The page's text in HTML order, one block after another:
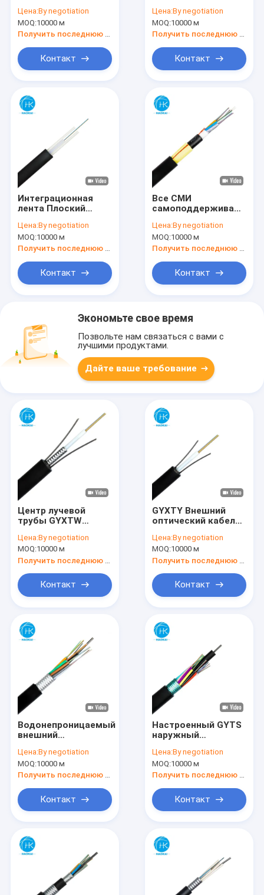
Продукция
Ролики
Неметаллическое
усиленное ядро
GYFTY
Цена:By negotiation
MOQ:10000 м
Контакт
кабель для
короткой
протяженности над
зарытой прокладки
Цена:By negotiation
MOQ:10000 м
Контакт
Интеграционная
лента Плоский
RBC Внутренняя
проводка УФ-
защита
Цена:By negotiation
MOQ:10000 м
Получить последнюю цену
Контакт
Все СМИ
оптический кабель
легкий с обшивкой
AT
Цена:By negotiation
MOQ:10000 м
Получить последнюю цену
Контакт
Экономьте свое время
Позвольте нам связаться с вами с
лучшими продуктами.
Дайте ваше требование
Центр лучевой
трубы GYXTW
волокнистый
кабель с
минимальным
сопротивлением
боковой силы
Цена:By negotiation
MOQ:10000 м
Контакт
GYXTY Внешний
оптический кабель
трубки для
наземных
Цена:By negotiation
MOQ:10000 м
Контакт
Водонепроницаемый
внешний
кабель GYTA с
усилением центра
одной стальной
Цена:By negotiation
MOQ:10000 м
Получить последнюю цену
Контакт
Настроенный GYTS
наружный
кабель с одним
стальным
проводом
укрепления
водонепроницаемый
Цена:By negotiation
MOQ:10000 м
Получить последнюю цену
Контакт